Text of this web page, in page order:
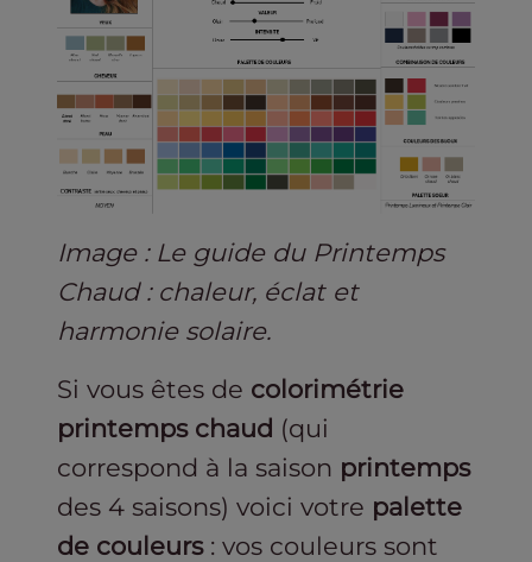
Image : Le guide du Printemps
Chaud : chaleur, éclat et
harmonie solaire.
Si vous êtes de colorimétrie
printemps chaud (qui
correspond à la saison printemps
des 4 saisons) voici votre palette
de couleurs: vos couleurs sont